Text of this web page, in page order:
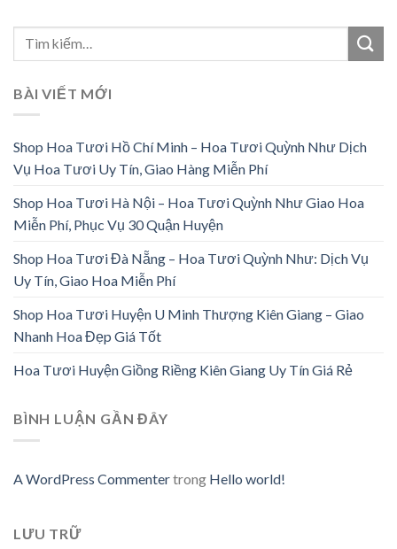
BÀI VIẾT MỚI
Shop Hoa Tươi Hồ Chí Minh – Hoa Tươi Quỳnh Như Dịch
Vụ Hoa Tươi Uy Tín, Giao Hàng Miễn Phí
Shop Hoa Tươi Hà Nội – Hoa Tươi Quỳnh Như Giao Hoa
Miễn Phí, Phục Vụ 30 Quận Huyện
Shop Hoa Tươi Đà Nẵng – Hoa Tươi Quỳnh Như: Dịch Vụ
Uy Tín, Giao Hoa Miễn Phí
Shop Hoa Tươi Huyện U Minh Thượng Kiên Giang – Giao
Nhanh Hoa Đẹp Giá Tốt
Hoa Tươi Huyện Giồng Riềng Kiên Giang Uy Tín Giá Rẻ
BÌNH LUẬN GẦN ĐÂY
A WordPress Commentertrong Hello world!
LƯU TRỮ